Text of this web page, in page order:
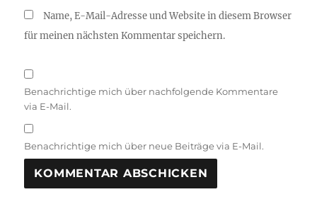
Name, E-Mail-Adresse und Website in diesem Browser
für meinen nächsten Kommentar speichern.
Benachrichtige mich über nachfolgende Kommentare
via E-Mail.
Benachrichtige mich über neue Beiträge via E-Mail.